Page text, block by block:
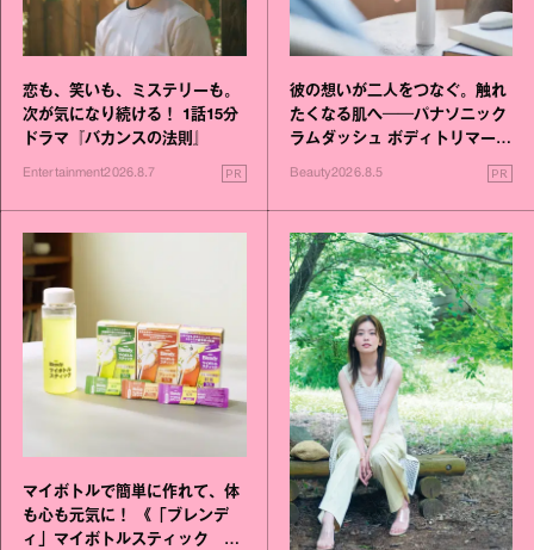
恋も、笑いも、ミステリーも。
次が気になり続ける！ 1話15分
ドラマ『バカンスの法則』
Entertainment2026.8.7 PR
彼の想いが二人をつなぐ。触れ
たくなる肌へ──パナソニック
ラムダッシュ ボディトリマーが
進化！
Beauty2026.8.5 PR
マイボトルで簡単に作れて、体
も心も元気に！ 《「ブレンデ
ィ」マイボトルスティック い